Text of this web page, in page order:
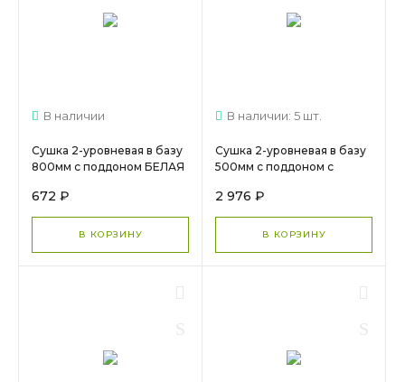
В наличии
Сушка 2-уровневая в базу
800мм с поддоном БЕЛАЯ
672 ₽
В КОРЗИНУ
В наличии: 5 шт.
Сушка 2-уровневая в базу
500мм с поддоном с
Черная(LOFT) 13.09.01.4.0.1
МС 701
2 976 ₽
В КОРЗИНУ